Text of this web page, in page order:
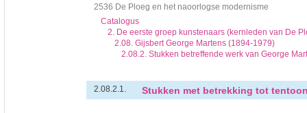
2536 De Ploeg en het naoorlogse modernisme
Catalogus
2. De eerste groep kunstenaars (kernleden van De
2.08. Gijsbert George Martens (1894-1979)
2.08.2. Stukken betreffende werk van George
2.08.2.1. Stukken met betrekking tot